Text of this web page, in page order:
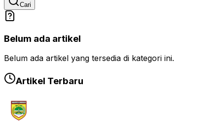
Cari
Belum ada artikel
Belum ada artikel yang tersedia di kategori ini.
Artikel Terbaru